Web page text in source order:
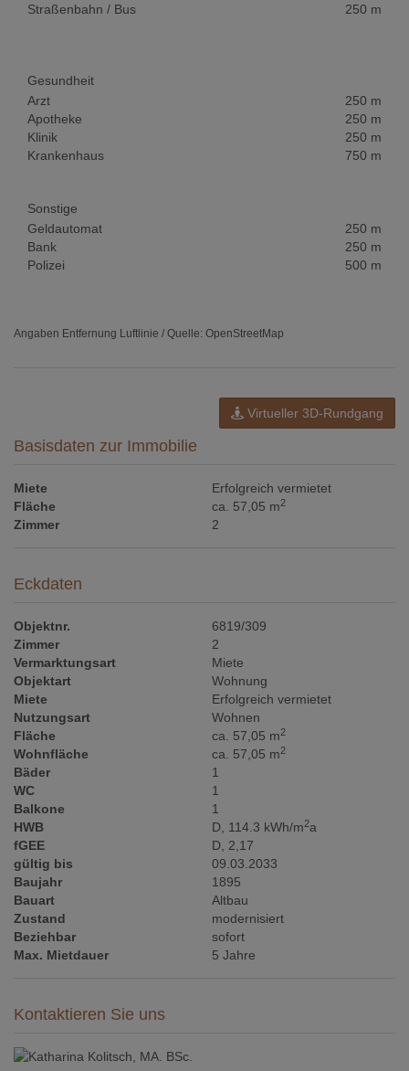
Straßenbahn / Bus
250 m
Gesundheit
Arzt
250 m
Apotheke
250 m
Klinik
250 m
Krankenhaus
750 m
Sonstige
Geldautomat
250 m
Bank
250 m
Polizei
500 m
Angaben Entfernung Luftlinie / Quelle: OpenStreetMap
Virtueller 3D-Rundgang
Basisdaten zur Immobilie
Miete
Erfolgreich vermietet
Fläche
ca. 57,05 m2
Zimmer 2
Eckdaten
Objektnr.
6819/309
Zimmer
2
Vermarktungsart
Miete
Objektart
Wohnung
Miete
Erfolgreich vermietet
Nutzungsart
Wohnen
Fläche
ca. 57,05 m2
Wohnfläche ca. 57,05 m2
Bäder
1
WC
1
Balkone
1
HWB
D, 114.3 kWh/m2a
fGEE
D, 2,17
gültig bis
09.03.2033
Baujahr
1895
Bauart
Altbau
Zustand
modernisiert
Beziehbar
sofort
Max. Mietdauer
5 Jahre
Kontaktieren Sie uns